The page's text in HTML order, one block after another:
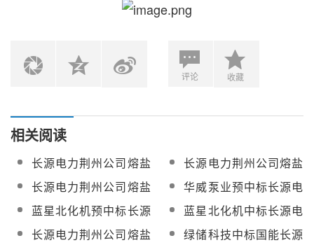
评论 收藏
相关阅读
长源电力荆州公司熔盐
储能项目工程监理询价
采购
长源电力荆州公司熔盐
储能项目熔盐泵公开招
标
长源电力荆州公司熔盐
储能项目熔盐泵、熔盐
罐及电加热器公开招标
华威泵业预中标长源电
力荆州公司熔盐泵
蓝星北化机预中标长源
电力荆州公司熔盐罐
蓝星北化机中标长源电
力荆州公司熔盐罐
长源电力荆州公司熔盐
绿储科技中标国能长源